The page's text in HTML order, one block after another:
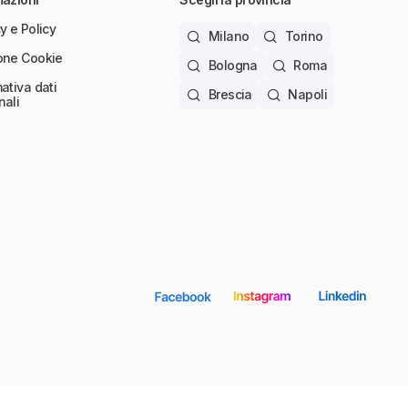
e Policy
Cookie
dati
Milano
Torino
Bologna
Roma
Brescia
Napoli